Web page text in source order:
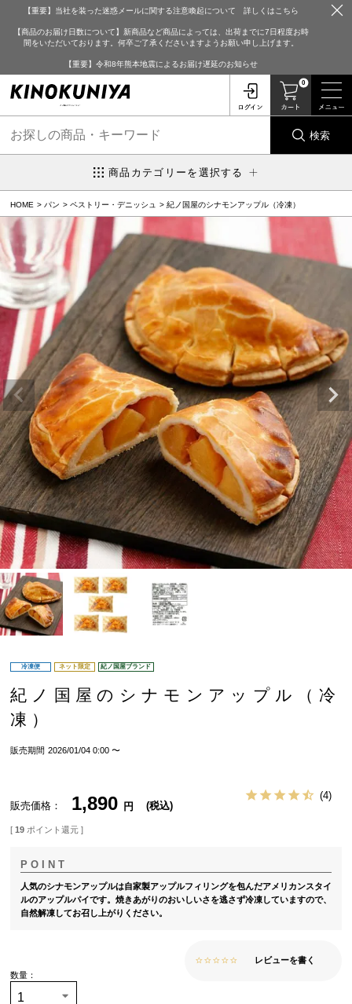
【重要】当社を装った迷惑メールに関する注意喚起について 詳しくはこちら
【商品のお届け日数について】新商品など商品によっては、出荷までに7日程度お時
間をいただいております。何卒ご了承くださいますようお願い申し上げます。
【重要】令和8年熊本地震によるお届け遅延のお知らせ
0
検索
商品カテゴリーを選択する
HOME パン ペストリー・デニッシュ 紀ノ国屋のシナモンアップル（冷凍）
冷凍便 ネット限定 紀ノ国屋ブランド
紀ノ国屋のシナモンアップル（冷
凍）
販売期間 2026/01/04 0:00 〜
販売価格 1,890 税込
4
[ 19 ポイント還元 ]
人気のシナモンアップルは自家製アップルフィリングを包んだアメリカンスタイ
ルのアップルパイです。焼きあがりのおいしいさを逃さず冷凍していますので、
自然解凍してお召し上がりください。
レビューを書く